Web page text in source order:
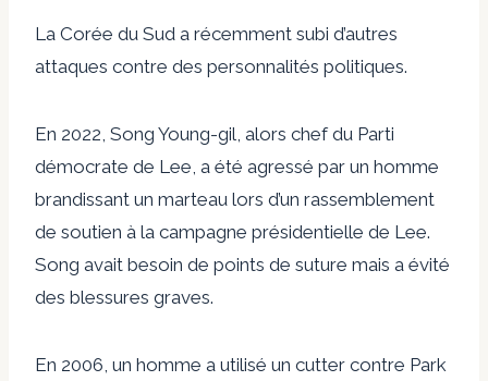
La Corée du Sud a récemment subi d’autres
attaques contre des personnalités politiques.
En 2022, Song Young-gil, alors chef du Parti
démocrate de Lee, a été agressé par un homme
brandissant un marteau lors d’un rassemblement
de soutien à la campagne présidentielle de Lee.
Song avait besoin de points de suture mais a évité
des blessures graves.
En 2006, un homme a utilisé un cutter contre Park